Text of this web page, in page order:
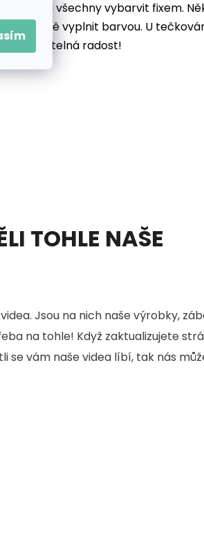
potřeba všechny vybarvit fixem.
důkladně vyplnit barvou. U
neuvěřitelná radost!
TOHLE NAŠE
Jsou na nich naše výrobky,
na tohle! Když zaktualizujete
se vám naše videa líbí, tak nás